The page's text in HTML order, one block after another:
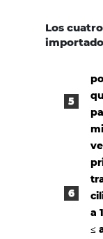
Los
a
≤